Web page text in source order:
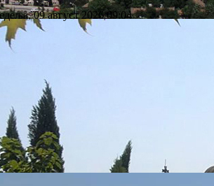
09 август 2026 09:04